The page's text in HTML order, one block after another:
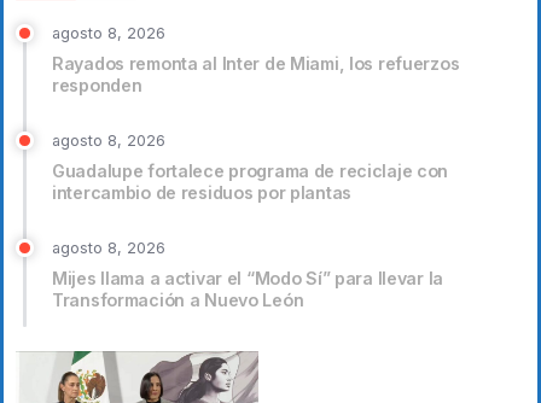
agosto 8, 2026
Rayados remonta al Inter de Miami, los refuerzos
responden
agosto 8, 2026
Guadalupe fortalece programa de reciclaje con
intercambio de residuos por plantas
agosto 8, 2026
Mijes llama a activar el “Modo Sí” para llevar la
Transformación a Nuevo León